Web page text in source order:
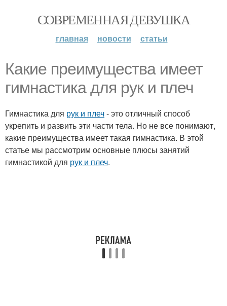
СОВРЕМЕННАЯ ДЕВУШКА
главная новости статьи
Какие преимущества имеет
гимнастика для рук и плеч
Гимнастика для рук и плеч- это отличный способ
укрепить и развить эти части тела. Но не все понимают,
какие преимущества имеет такая гимнастика. В этой
статье мы рассмотрим основные плюсы занятий
гимнастикой для рук и плеч.